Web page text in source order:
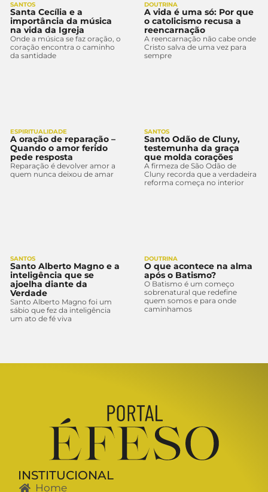
SANTOS
Santa Cecília e a
importância da música
na vida da Igreja
Onde a música se faz oração, o
coração encontra o caminho
da santidade
DOUTRINA
A vida é uma só: Por que
o catolicismo recusa a
reencarnação
A reencarnação não cabe onde
Cristo salva de uma vez para
sempre
ESPIRITUALIDADE
A oração de reparação –
Quando o amor ferido
pede resposta
Reparação é devolver amor a
quem nunca deixou de amar
SANTOS
Santo Odão de Cluny,
testemunha da graça
que molda corações
A firmeza de São Odão de
Cluny recorda que a verdadeira
reforma começa no interior
SANTOS
Santo Alberto Magno e a
inteligência que se
ajoelha diante da
Verdade
Santo Alberto Magno foi um
sábio que fez da inteligência
um ato de fé viva
DOUTRINA
O que acontece na alma
após o Batismo?
O Batismo é um começo
sobrenatural que redefine
quem somos e para onde
caminhamos
INSTITUCIONAL
Home